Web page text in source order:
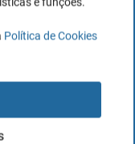
Política de Cookies
0